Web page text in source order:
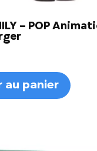
– POP
au panier